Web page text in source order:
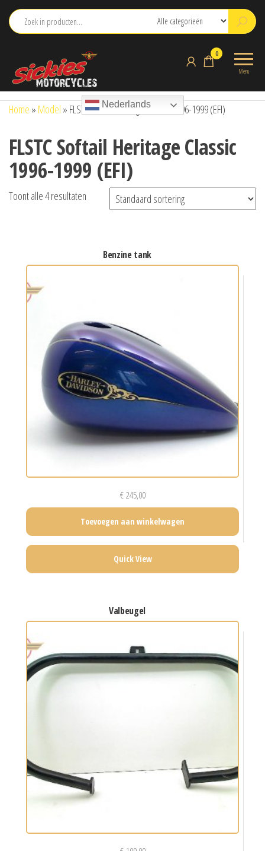
naar
Menu
0
Nederlands
Home » Model » FLSTC Softail Heritage Classic 1996-1999 (EFI)
FLSTC Softail Heritage Classic
1996-1999 (EFI)
Toont alle 4 resultaten
benzine tank
€245,00
Toevoegen aan winkelwagen
Quick View
valbeugel